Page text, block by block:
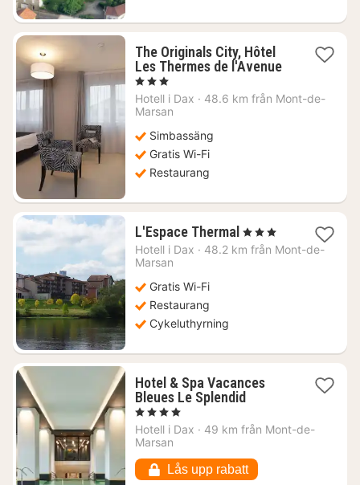
The Originals City, Hôtel
Les Thermes de l'Avenue1
från
, 3 Stjärnor
Hotell i Dax · 48.6 km från Mont-de-
Marsan
Simbassäng
Gratis Wi-Fi
Restaurang
L'Espace Thermal 1
natt
, 3 Stjärnor
Hotell i Dax · 48.2 km från Mont-de-
Marsan
Gratis Wi-Fi
Restaurang
Cykeluthyrning
Hotel & Spa Vacances
Bleues Le Splendid1
från
, 4 Stjärnor
Hotell i Dax · 49 km från Mont-de-
Marsan
Lås upp rabatt